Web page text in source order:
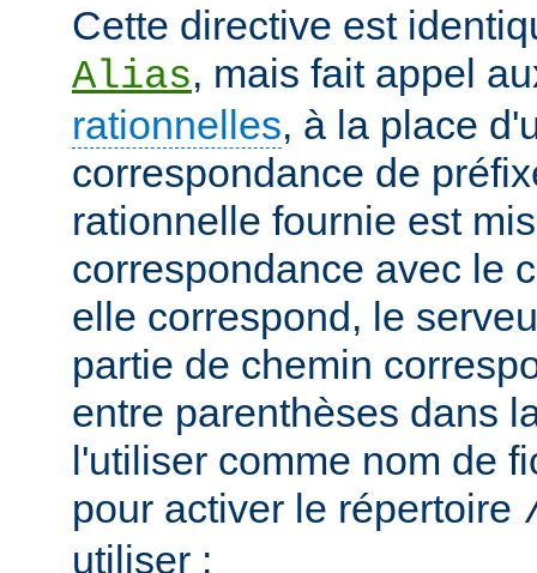
Cette directive est
Alias, mais fait appel
rationnelles, à la place
correspondance de
rationnelle fournie est
correspondance avec le
elle correspond, le
partie de chemin
entre parenthèses dans
l'utiliser comme nom de
pour activer le répertoire
utiliser :